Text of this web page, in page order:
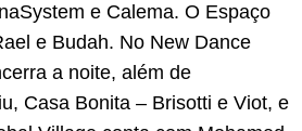
e Calema. O Espaço
e Budah. No New Dance
a noite, além de
Casa Bonita – Brisotti e Viot, e